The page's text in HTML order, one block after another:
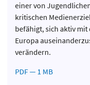
einer von
kritischen
befähigt, sich aktiv
Europa
verändern.
PDF — 1 MB